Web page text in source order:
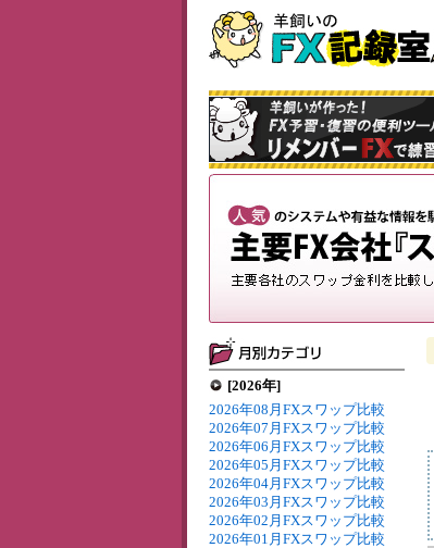
[2026年]
2026年08月FXスワップ比較
2026年07月FXスワップ比較
2026年06月FXスワップ比較
2026年05月FXスワップ比較
2026年04月FXスワップ比較
2026年03月FXスワップ比較
2026年02月FXスワップ比較
2026年01月FXスワップ比較